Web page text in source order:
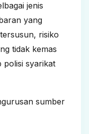
jenis
yang
risiko
tidak kemas
polisi syarikat
sumber